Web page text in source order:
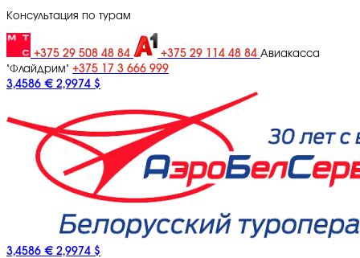
Консультация по турам
+375 29 508 48 84 +375 29 114 48 84 Авиакасса
"Флайдрим" +375 17 3 666 999
3,4586 € 2,9974 $
3,4586 € 2,9974 $